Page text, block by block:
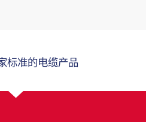
标准的电缆产品